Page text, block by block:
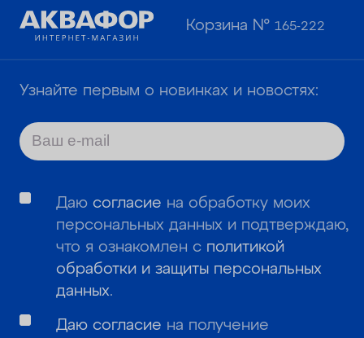
Корзина №165-222
Узнайте первым о новинках и новостях:
Даю согласие на обработку моих
персональных данных и подтверждаю,
что я ознакомлен с политикой
обработки и защиты персональных
данных.
Даю согласие на получение